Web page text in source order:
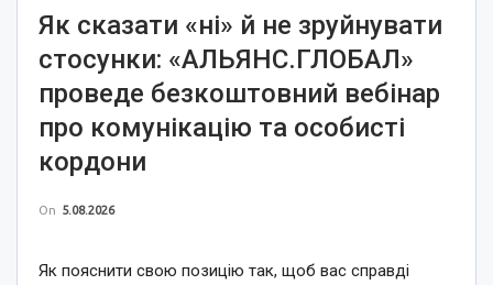
Як сказати «ні» й не зруйнувати
стосунки: «АЛЬЯНС.ГЛОБАЛ»
проведе безкоштовний вебінар
про комунікацію та особисті
кордони
On 5.08.2026
Як пояснити свою позицію так, щоб вас справді